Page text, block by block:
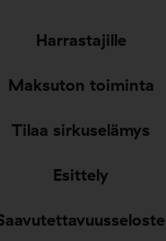
Harrastajille
Maksuton toiminta
Tilaa sirkuselämys
Esittely